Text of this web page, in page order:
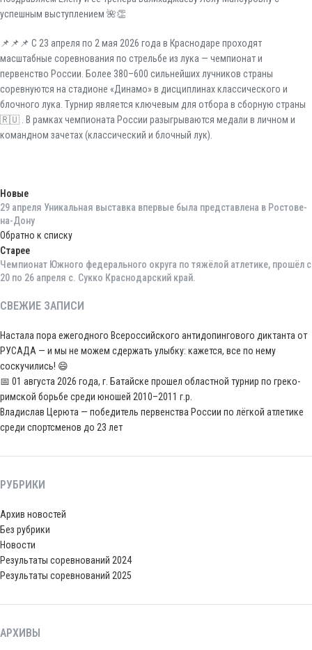
успешным выступлением 🌺👏
📌📌📌 С 23 апреля по 2 мая 2026 года в Краснодаре проходят
масштабные соревнования по стрельбе из лука — чемпионат и
первенство России. Более 380–600 сильнейших лучников страны
соревнуются на стадионе «Динамо» в дисциплинах классического и
блочного лука. Турнир является ключевым для отбора в сборную страны
🇷🇺 . В рамках чемпионата России разыгрываются медали в личном и
командном зачетах (классический и блочный лук).
Новые
29 апреля Уникальная выставка впервые была представлена в Ростове-
на-Дону
Обратно к списку
Старее
Чемпионат Южного федерального округа по тяжёлой атлетике, прошёл с
20 по 26 апреля с. Сукко Краснодарский край.
СВЕЖИЕ ЗАПИСИ
Настала пора ежегодного Всероссийского антидопингового диктанта от
РУСАДА — и мы не можем сдержать улыбку: кажется, все по нему
соскучились! 😄
📅 01 августа 2026 года, г. Батайске прошел областной турнир по греко-
римской борьбе среди юношей 2010–2011 г.р.
Владислав Церюта — победитель первенства России по лёгкой атлетике
среди спортсменов до 23 лет
РУБРИКИ
Архив новостей
Без рубрики
Новости
Результаты соревнований 2024
Результаты соревнований 2025
АРХИВЫ